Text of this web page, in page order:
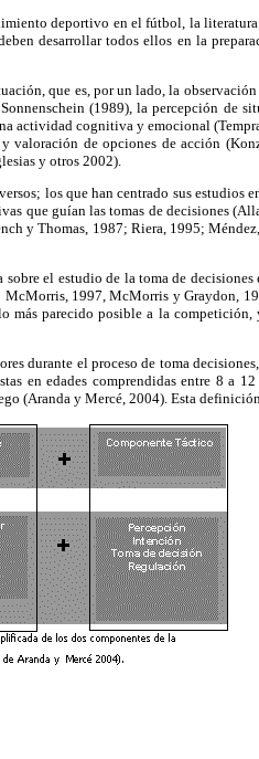
deportivo en el fútbol, la
desarrollar todos ellos en la
que es, por un lado, la
(1989), la percepción de
actividad cognitiva y emocional
de opciones de acción
y otros 2002).
los que han centrado sus estudios
que guían las tomas de decisiones
y Thomas, 1987; Riera, 1995;
el estudio de la toma de
1997, McMorris y Graydon,
parecido posible a la
durante el proceso de toma
en edades comprendidas entre 8 a
(Aranda y Mercé, 2004). Esta